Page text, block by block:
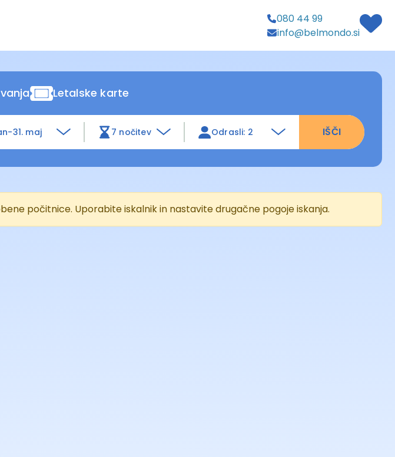
080 44 99
info@belmondo.si
Letalske karte
31. maj 7 nočitev Odrasli: 2 IŠČI
počitnice. Uporabite iskalnik in nastavite drugačne pogoje iskanja.